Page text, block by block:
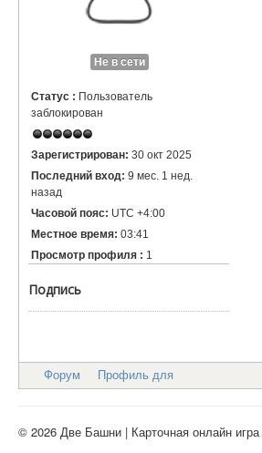
Не в сети
Статус : Пользователь
заблокирован
Зарегистрирован: 30 окт 2025
Последний вход: 9 мес. 1 нед.
назад
Часовой пояс: UTC +4:00
Местное время: 03:41
Просмотр профиля : 1
Подпись
Форум Профиль для
© 2026 Две Башни | Карточная онлайн игра